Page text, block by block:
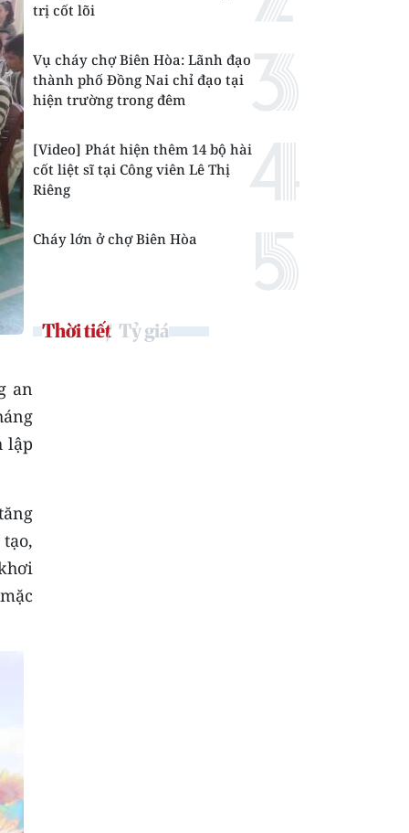
an
lập
trị cốt lõi
Vụ cháy chợ Biên Hòa: Lãnh đạo
thành phố Đồng Nai chỉ đạo tại
hiện trường trong đêm
[Video] Phát hiện thêm 14 bộ hài
cốt liệt sĩ tại Công viên Lê Thị
Riêng
Cháy lớn ở chợ Biên Hòa
Thời tiết Tỷ giá